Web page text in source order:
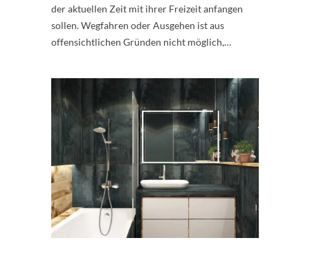
der aktuellen Zeit mit ihrer Freizeit anfangen
sollen. Wegfahren oder Ausgehen ist aus
offensichtlichen Gründen nicht möglich,…